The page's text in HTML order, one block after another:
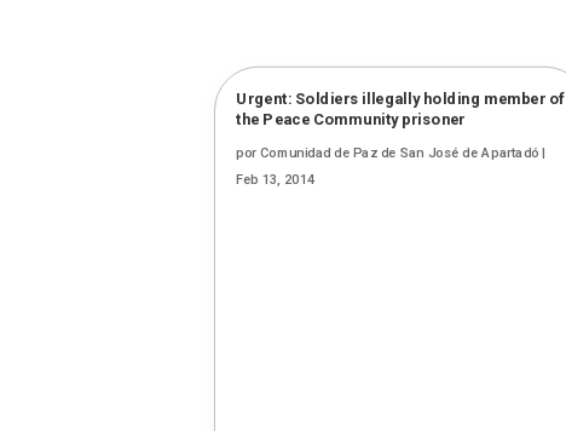
Urgent: Soldiers illegally holding member of
the Peace Community prisoner
porComunidad de Paz de San José de Apartadó
Feb 13, 2014